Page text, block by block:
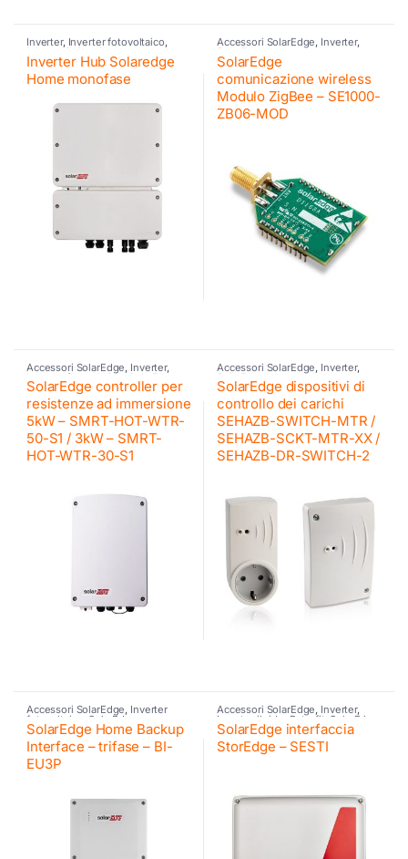
Inverter, Inverter fotovoltaico,
Inverter ibrido
residenziali SE,SolarEdge,
SolarEdge
Inverter Hub Solaredge
Home monofase
Accessori SolarEdge, Inverter,
SolarEdge
SolarEdge
comunicazione wireless
Modulo ZigBee – SE1000-
ZB06-MOD
Accessori SolarEdge Inverter,
Inverter fotovoltaico , SolarEdge
SolarEdge controller per
resistenze ad immersione
5kW – SMRT-HOT-WTR-
50-S1 / 3kW – SMRT-
HOT-WTR-30-S1
Accessori SolarEdge Inverter,
SolarEdge
SolarEdge dispositivi di
controllo dei carichi
SEHAZB-SWITCH-MTR /
SEHAZB-SCKT-MTR-XX /
SEHAZB-DR-SWITCH-2
Accessori SolarEdge, Inverter
fotovoltaico SolarEdge
SolarEdge Home Backup
Interface – trifase – BI-
EU3P
Accessori SolarEdge, Inverter,
Inverter ibrido Retrofit SolarEdge
SolarEdge,SolarEdge
SolarEdge interfaccia
StorEdge – SESTI